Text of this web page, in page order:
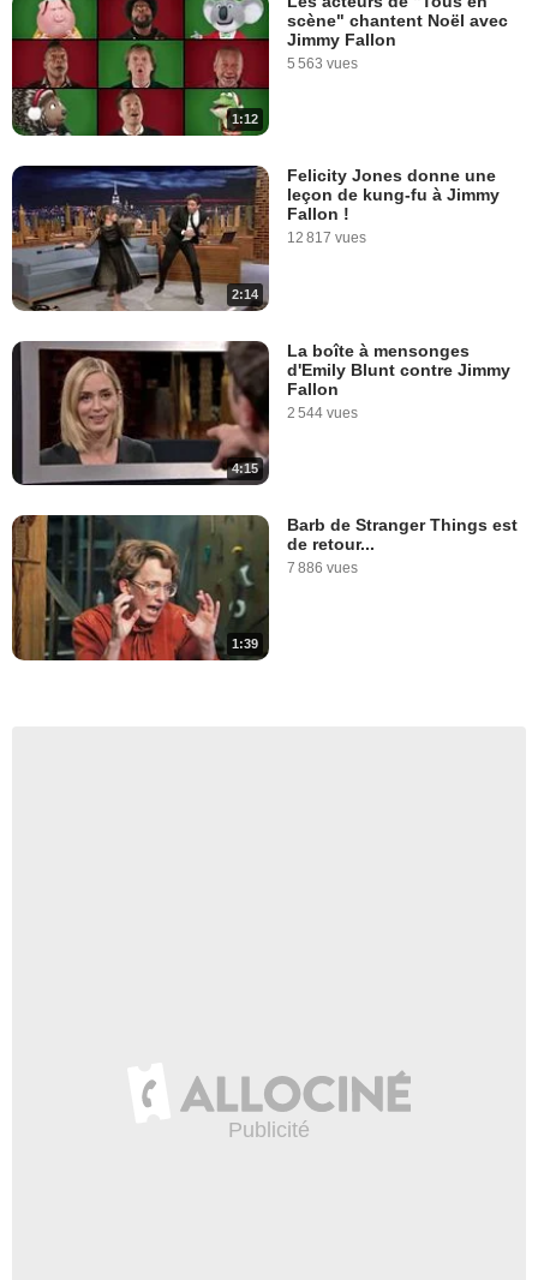
1:12
scène" chantent Noël avec
Jimmy Fallon
5 563 vues
2:14
Felicity Jones donne une
leçon de kung-fu à Jimmy
Fallon !
12 817 vues
4:15
La boîte à mensonges
d'Emily Blunt contre Jimmy
Fallon
2 544 vues
1:39
Barb de Stranger Things est
de retour...
7 886 vues